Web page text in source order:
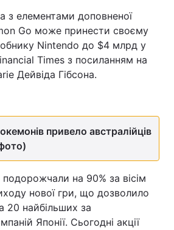
з елементами доповненої
Go може принести своєму
Nintendo до $4 млрд у
Times з посиланням на
Дейвіда Гібсона.
привело австралійців
подорожчали на 90% за вісім
нової гри, що дозволило
20 найбільших за
Японії. Сьогодні акції